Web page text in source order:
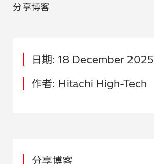
分享博客
日期: 18 December 2025
作者: Hitachi High-Tech
分享博客